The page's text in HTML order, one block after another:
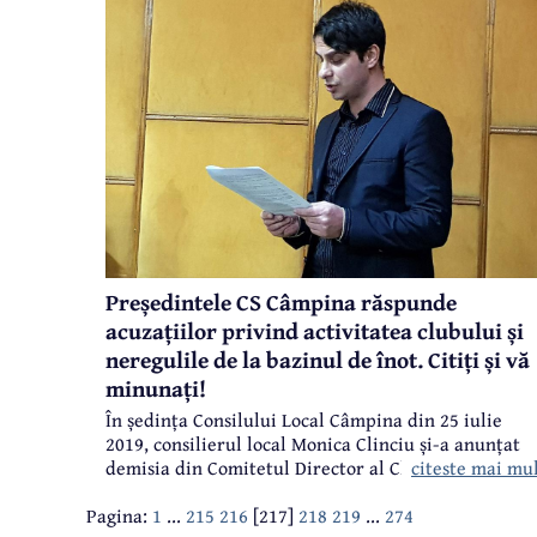
Andrea Lungu (în proba de aruncarea discului) și
Marius Vasile (aruncarea greutății), componenți ai
lotului național și o adevărată mândrie pentru
Câmpina. La competițiile internaționale la care au
participat și la care au obținut rezultate foarte bune,
cei doi sportivi au fost însoțiți
de antrenoarea Mihaela Marin. În această "formație"
de trei i-am invitat să ne povestească despre anul
competițional 2019, despre concursurile
internaționale la care au participat, despre
sentimentul de a fi component al lotului României.
Președintele CS Câmpina răspunde
acuzațiilor privind activitatea clubului și
neregulile de la bazinul de înot. Citiți și vă
minunați!
În ședința Consilului Local Câmpina din 25 iulie
2019, consilierul local Monica Clinciu și-a anunțat
demisia din Comitetul Director al Clubului Sportiv
adresa conducerii clubului. Unele dintre problemele
citeste mai
Pagina: 1 ... 215 216 [217] 218 219 ... 274